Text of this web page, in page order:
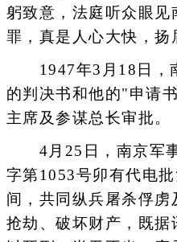
躬致意，法庭听众眼见
罪，真是人心大快，扬
1947年3月18日，
的判决书和他的"申请
主席及参谋总长审批。
4月25日，南京军事
字第1053号卯有代电
间，共同纵兵屠杀俘虏
抢劫、破坏财产，既据